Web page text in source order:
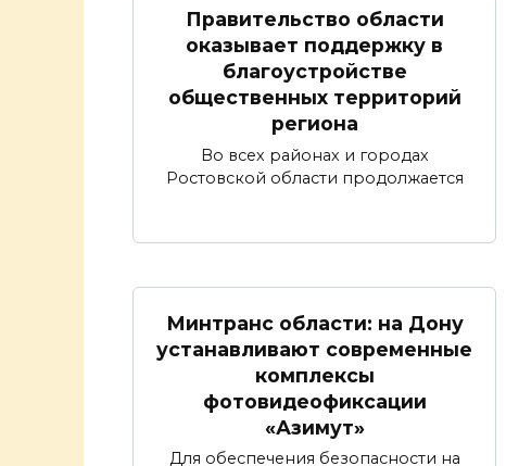
Правительство области
оказывает поддержку в
благоустройстве
общественных территорий
региона
Во всех районах и городах
Ростовской области продолжается
Минтранс области: на Дону
устанавливают современные
комплексы
фотовидеофиксации
«Азимут»
Для обеспечения безопасности на